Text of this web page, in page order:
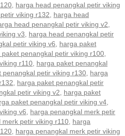
, harga head penangkal petir viking
viking r132, harga head
head penangkal petir viking v2,
v3, harga head penangkal petir
petir viking v6, harga paket
paket penangkal petir viking r100,
r110, harga paket penangkal
penangkal petir viking r130, harga
, harga paket penangkal petir
petir viking v2, harga paket
paket penangkal petir viking v4,
v6, harga penangkal merk petir
merk petir viking r110, harga
, harga penangkal merk petir viking